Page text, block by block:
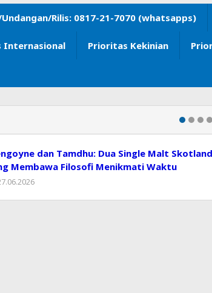
Rilis: 0817-21-7070 (whatsapps)
Internasional Prioritas Kekinian
dan Tamdhu: Dua Single Malt
Membawa Filosofi Menikmati Waktu